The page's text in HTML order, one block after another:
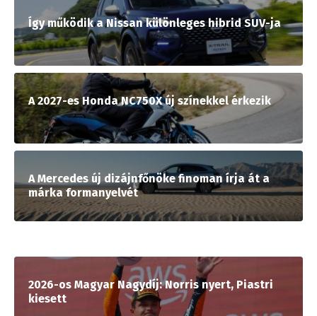
Így működik a Nissan különleges hibrid SUV-ja
A 2027-es Honda NC750X új színekkel érkezik
A Mercedes új dizájnfőnöke finoman írja át a
márka formanyelvét
2026-os Magyar Nagydíj: Norris nyert, Piastri
kiesett